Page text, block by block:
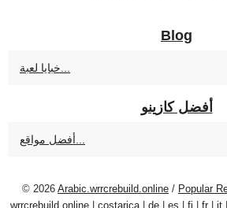
Blog
خبايا لعبة...
أفضل كازينو
أفضل مواقع...
© 2026 Arabic.wrrcrebuild.online / Popular
wrrcrebuild.online
costarica de es fi fr it